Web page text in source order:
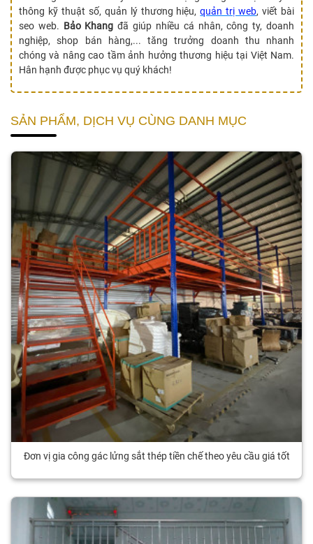
thông kỹ thuật số, quản lý thương hiệu,quản trị web, viết bài
seo web. Bảo Khang đã giúp nhiều cá nhân, công ty, doanh
nghiệp, shop bán hàng,... tăng trưởng doanh thu nhanh
chóng và nâng cao tầm ảnh hưởng thương hiệu tại Việt Nam.
Hân hạnh được phục vụ quý khách!
SẢN PHẨM, DỊCH VỤ CÙNG DANH MỤC
Đơn vị gia công gác lửng sắt thép tiền chế theo yêu cầu giá tốt